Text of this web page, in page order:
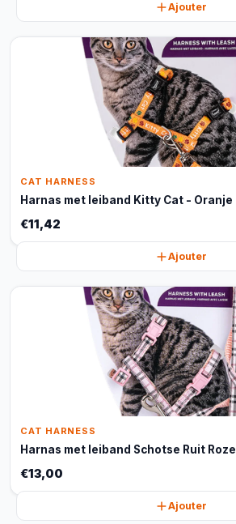
Ajouter
CAT HARNESS
Harnas met leiband Kitty Cat - Oranje
€11,42
Ajouter
CAT HARNESS
Harnas met leiband Schotse Ruit Roze
€13,00
Ajouter